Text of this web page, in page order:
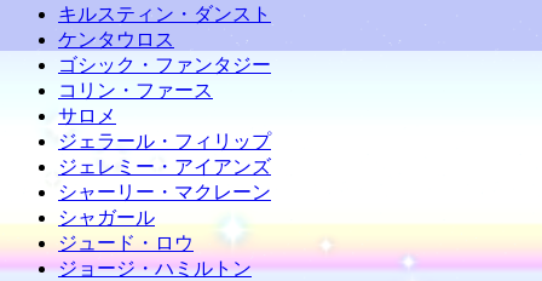
キルスティン・ダンスト
ケンタウロス
ゴシック・ファンタジー
コリン・ファース
サロメ
ジェラール・フィリップ
ジェレミー・アイアンズ
シャーリー・マクレーン
シャガール
ジュード・ロウ
ジョージ・ハミルトン